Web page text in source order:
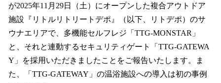
み
込
み
中
す
が2025年11月29日（土）にオープンした複合アウトドア
施設『リトルリトリートデポ』（以下、リトデポ）のサ
ウナエリアで、多機能セルフレジ「TTG-MONSTAR」
と、それと連動するセキュリティゲート「TTG-GATEWA
Y」を採用いただきましたことをご報告いたします。ま
た、「TTG-GATEWAY」の温浴施設への導入は初の事例